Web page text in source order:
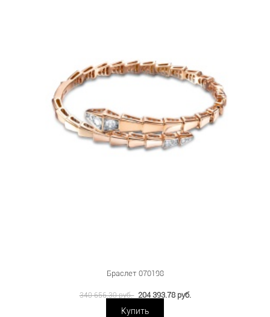
Браслет 070198
340 656.30 руб. 204 393.78 руб.
Купить